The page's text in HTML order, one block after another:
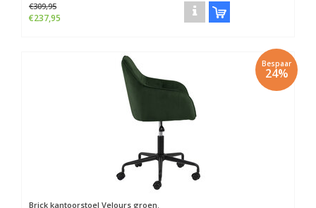
€309,95
€237,95
Bespaar
24%
Brick kantoorstoel Velours groen.